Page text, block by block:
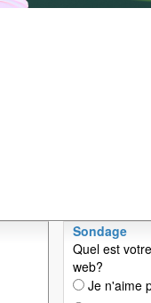
Sondage
Quel est
web?
Je n'aime